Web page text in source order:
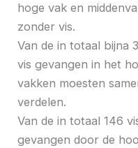
hoge vak en
zonder vis.
Van de in totaal bijna
vis gevangen in het
vakken moesten
verdelen.
Van de in totaal 146
gevangen door de